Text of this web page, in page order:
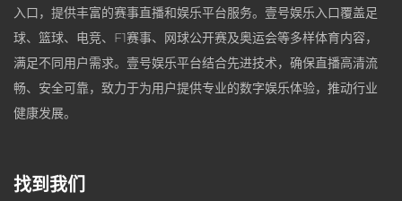
入口，提供丰富的赛事直播和娱乐平台服务。壹号娱乐入口覆盖足
球、篮球、电竞、F1赛事、网球公开赛及奥运会等多样体育内容，
满足不同用户需求。壹号娱乐平台结合先进技术，确保直播高清流
畅、安全可靠，致力于为用户提供专业的数字娱乐体验，推动行业
健康发展。
找到我们